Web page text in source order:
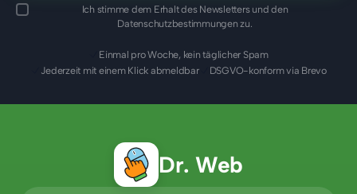
Ich stimme dem Erhalt des Newsletters und den
Datenschutzbestimmungen zu.
Einmal pro Woche, kein täglicher Spam
Jederzeit mit einem Klick abmeldbar
DSGVO-konform via Brevo
Dr. Web